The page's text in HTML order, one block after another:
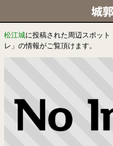
松江城に投稿された周辺スポッ
レ」の情報がご覧頂けます。